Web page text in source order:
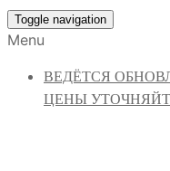
Toggle navigation
Menu
ВЕДЁТСЯ
ЦЕНЫ